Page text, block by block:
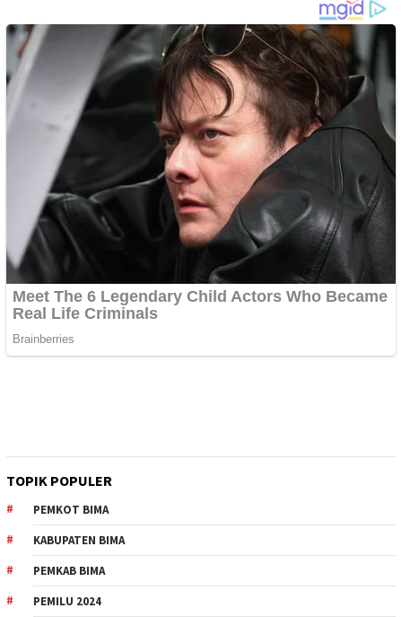
TOPIK POPULER
PEMKOT BIMA
KABUPATEN BIMA
PEMKAB BIMA
PEMILU 2024